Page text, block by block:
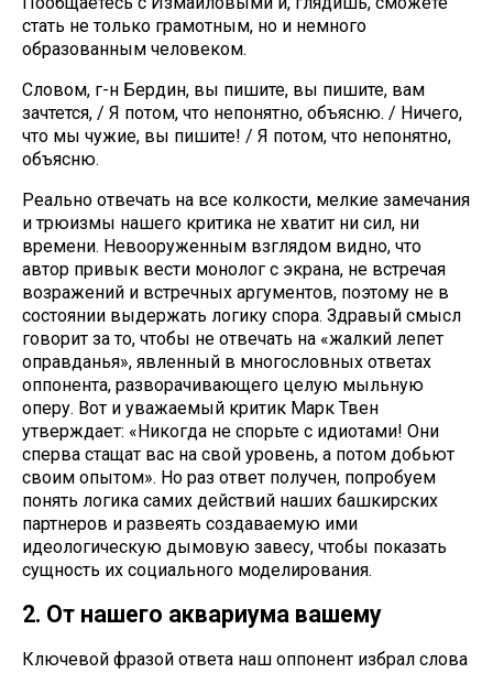
стать не только грамотным, но и немного
образованным человеком.
Словом, г-н Бердин, вы пишите, вы пишите, вам
зачтется, / Я потом, что непонятно, объясню. / Ничего,
что мы чужие, вы пишите! / Я потом, что непонятно,
объясню.
Реально отвечать на все колкости, мелкие замечания
и трюизмы нашего критика не хватит ни сил, ни
времени. Невооруженным взглядом видно, что
автор привык вести монолог с экрана, не встречая
возражений и встречных аргументов, поэтому не в
состоянии выдержать логику спора. Здравый смысл
говорит за то, чтобы не отвечать на «жалкий лепет
оправданья», явленный в многословных ответах
оппонента, разворачивающего целую мыльную
оперу. Вот и уважаемый критик Марк Твен
утверждает: «Никогда не спорьте с идиотами! Они
сперва стащат вас на свой уровень, а потом добьют
своим опытом». Но раз ответ получен, попробуем
понять логика самих действий наших башкирских
партнеров и развеять создаваемую ими
идеологическую дымовую завесу, чтобы показать
сущность их социального моделирования.
2. От нашего аквариума вашему
Ключевой фразой ответа наш оппонент избрал слова